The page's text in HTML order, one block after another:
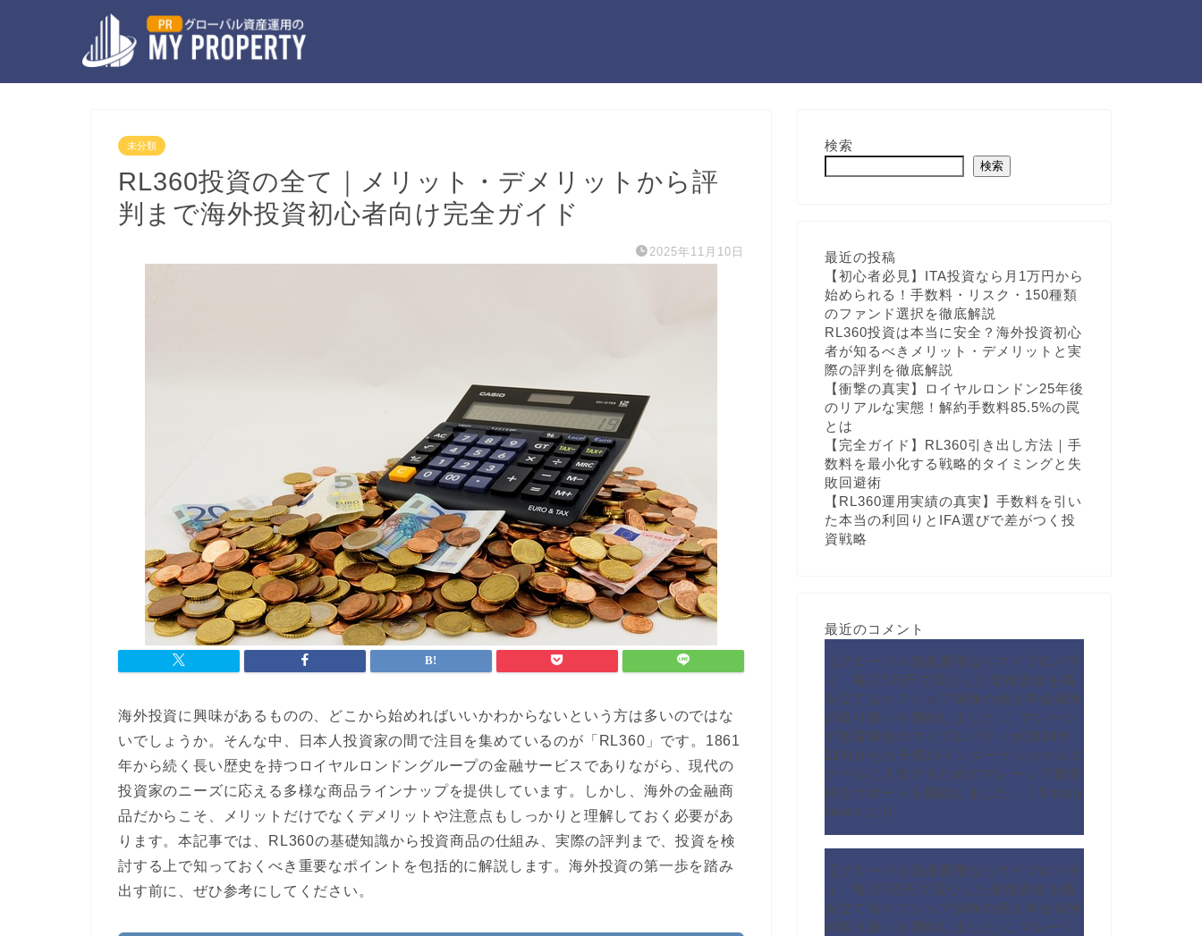
未分類
RL360投資の全て｜メリット・デメリットから評
判まで海外投資初心者向け完全ガイド
2025年11月10日
海外投資に興味があるものの、どこから始めればいいかわからないという方は多いのではな
いでしょうか。そんな中、日本人投資家の間で注目を集めているのが「RL360」です。1861
年から続く長い歴史を持つロイヤルロンドングループの金融サービスでありながら、現代の
投資家のニーズに応える多様な商品ラインナップを提供しています。しかし、海外の金融商
品だからこそ、メリットだけでなくデメリットや注意点もしっかりと理解しておく必要があ
ります。本記事では、RL360の基礎知識から投資商品の仕組み、実際の評判まで、投資を検
討する上で知っておくべき重要なポイントを包括的に解説します。海外投資の第一歩を踏み
出す前に、ぜひ参考にしてください。
検索
検索
最近の投稿
【初心者必見】ITA投資なら月1万円から
始められる！手数料・リスク・150種類
のファンド選択を徹底解説
RL360投資は本当に安全？海外投資初心
者が知るべきメリット・デメリットと実
際の評判を徹底解説
【衝撃の真実】ロイヤルロンドン25年後
のリアルな実態！解約手数料85.5%の罠
とは
【完全ガイド】RL360引き出し方法｜手
数料を最小化する戦略的タイミングと失
敗回避術
【RL360運用実績の真実】手数料を引い
た本当の利回りとIFA選びで差がつく投
資戦略
最近のコメント
【グローバル資産運用ならマイプロパテ
ィ 毎月5万円で安心した老後資金を積
み立てるオフショア保険の個人年金保険
の取り扱いを開始しました に マレーシ
ア教育移住のマイプロパティが2024年
11月からお子様のインターナショナルス
クールに入学するためのマレーシア教育
移住サポートを開始しました。 | Shoply
News より
【グローバル資産運用ならマイプロパテ
ィ 毎月5万円で安心した老後資金を積
み立てるオフショア保険の個人年金保険
の取り扱いを開始しました に マレーシ